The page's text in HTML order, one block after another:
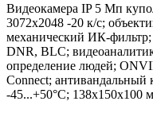
Видеокамера IP 5 Мп
3072х2048 -20 к/с;
механический ИК-
DNR, BLC;
определение людей;
Connect; антивандальный
-45...+50°C; 138х150х100